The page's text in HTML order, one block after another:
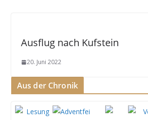
Ausflug nach Kufstein
20. Juni 2022
Aus der Chronik